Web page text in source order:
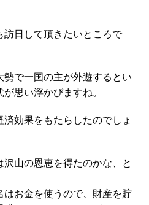
日して頂きたいところで
で一国の主が外遊するとい
思い浮かびますね。
効果をもたらしたのでしょ
山の恩恵を得たのかな、と
はお金を使うので、財産を貯